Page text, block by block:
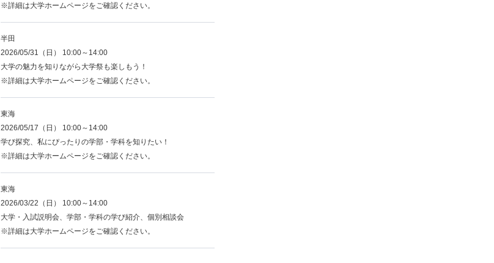
※詳細は大学ホームページをご確認ください。
半田
2026/05/31（日） 10:00～14:00
大学の魅力を知りながら大学祭も楽しもう！
※詳細は大学ホームページをご確認ください。
東海
2026/05/17（日） 10:00～14:00
学び探究、私にぴったりの学部・学科を知りたい！
※詳細は大学ホームページをご確認ください。
東海
2026/03/22（日） 10:00～14:00
大学・入試説明会、学部・学科の学び紹介、個別相談会
※詳細は大学ホームページをご確認ください。